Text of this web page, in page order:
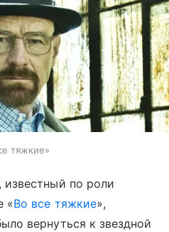
тяжкие»
, известный по роли
«Во все тяжкие»,
вернуться к звездной